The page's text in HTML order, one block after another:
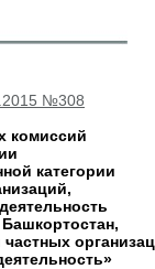
№308
комиссий
категории